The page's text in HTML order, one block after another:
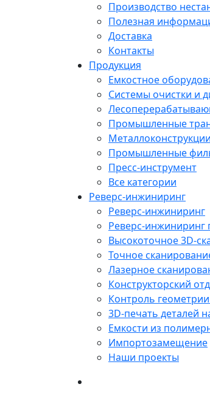
Производство
Полезная
Доставка
Контакты
Продукция
Емкостное
Системы очистки и
Промышленные
Металлоконструкции
Промышленные
Пресс-инструмент
Все категории
Реверс-инжиниринг
Реверс-инжиниринг
Реверс-инжиниринг
Высокоточное 3D-
Точное
Лазерное
Конструкторский
Контроль
3D-печать деталей
Емкости из
Импортозамещение
Наши проекты